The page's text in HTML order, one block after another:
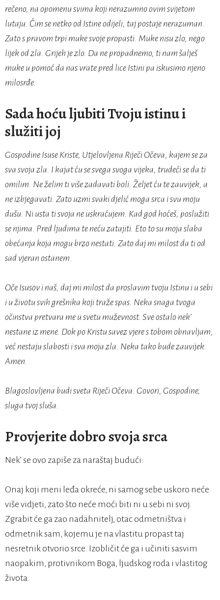
rečeno, na opomenu svima koji nerazumno ovim svijetom
lutaju. Čim se netko od Istine odijeli, taj postaje nerazuman.
Zato s pravom trpi muke svoje propasti. Muke nisu zlo, nego
lijek od zla. Grijeh je zlo. Da ne propadnemo, ti nam šalješ
muke u pomoć da nas vrate pred lice Istini pa iskusimo njeno
milosrđe.
Sada hoću ljubiti Tvoju istinu i
služiti joj
Gospodine Isuse Kriste, Utjelovljena Riječi Očeva, kajem se za
sva svoja zla. I kajat ću se svega svoga vijeka, trudeći se da ti
omilim. Ne želim ti više zadavati boli. Željet ću te zauvijek, a
ne izbjegavati. Zato uzmi svaki djelić moga srca i svu moju
dušu. Ni usta ti svoja ne uskraćujem. Kad god hoćeš, poslužiti
se njima. Pred ljudima te neću zatajiti. Eto to su moja slaba
obećanja koja mogu brzo nestati. Zato daj mi milost da ti od
sad vjeran ostanem.
Oče Isusov i naš, daj mi milost da proslavim tvoju Istinu i u sebi
i u životu svih grešnika koji traže spas. Neka snaga tvoga
očinstva pretvara me u svetu muževnost. Sve ostalo nek’
nestane iz mene. Dok po Kristu savez vjere s tobom obnavljam,
već nestaju slabosti i sva moja zla. Neka tako bude zauvijek.
Amen.
Blagoslovljena budi sveta Riječi Očeva. Govori, Gospodine,
sluga tvoj sluša.
Provjerite dobro svoja srca
Nek’ se ovo zapiše za naraštaj budući:
Onaj koji meni leđa okreće, ni samog sebe uskoro neće
više vidjeti, zato što neće moći biti ni u sebi ni svoj.
Zgrabit će ga zao nadahnitelj, otac odmetništva i
odmetnik sam, kojemu je na vlastitu propast taj
nesretnik otvorio srce. Izobličit će ga i učiniti sasvim
naopakim, protivnikom Boga, ljudskog roda i vlastitog
života.